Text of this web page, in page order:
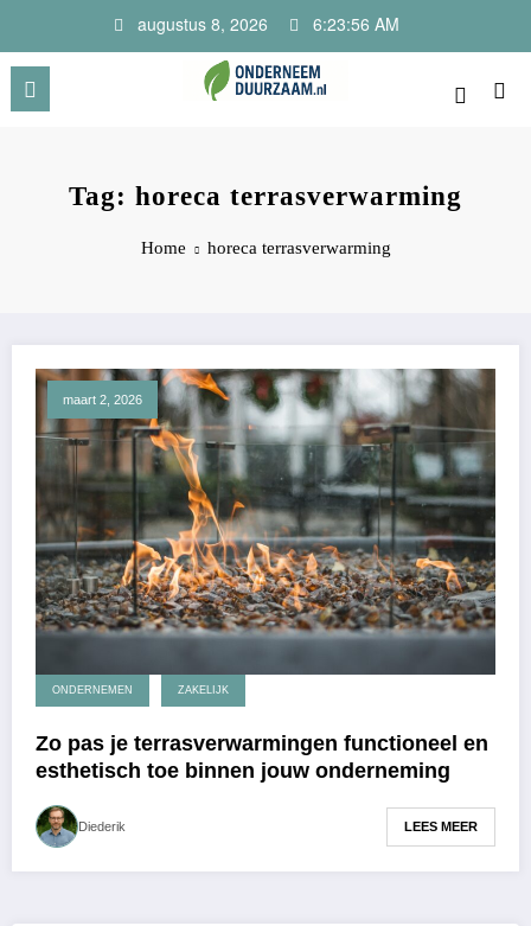
de
inhoud
augustus 8, 2026 6:23:56 AM
Tag: horeca terrasverwarming
Home horeca terrasverwarming
maart 2, 2026
ONDERNEMEN ZAKELIJK
Zo pas je terrasverwarmingen functioneel en
esthetisch toe binnen jouw onderneming
Diederik LEES MEER